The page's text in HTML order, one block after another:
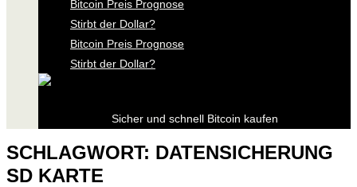
Bitcoin Preis Prognose
Stirbt der Dollar?
Bitcoin Preis Prognose
Stirbt der Dollar?
Sicher und schnell Bitcoin kaufen
SCHLAGWORT: DATENSICHERUNG
SD KARTE